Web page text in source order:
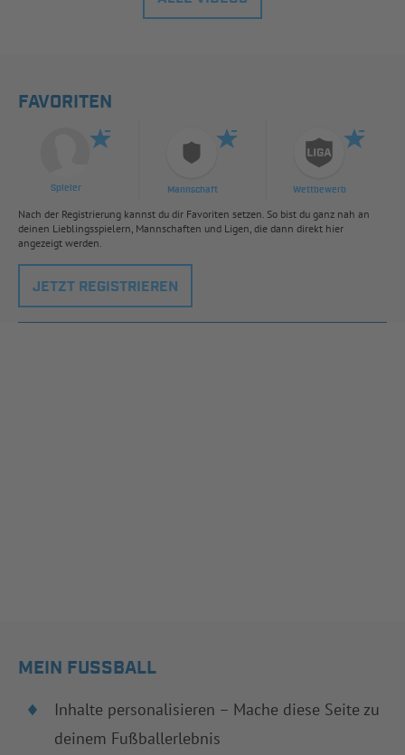
FAVORITEN
Spieler Mannschaft Wettbewerb
Nach der Registrierung kannst du dir Favoriten setzen. So bist du ganz nah an
deinen Lieblingsspielern, Mannschaften und Ligen, die dann direkt hier
angezeigt werden.
JETZT REGISTRIEREN
MEIN FUSSBALL
Inhalte personalisieren – Mache diese Seite zu
deinem Fußballerlebnis